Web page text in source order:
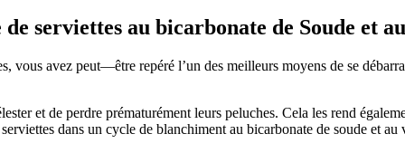
serviettes au bicarbonate de Soude et
vous avez peut—être repéré l’un des meilleurs moyens de se
et de perdre prématurément leurs peluches. Cela les rend
dans un cycle de blanchiment au bicarbonate de soude et